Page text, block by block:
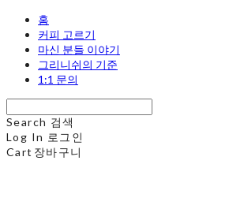
홈
커피 고르기
마신 분들 이야기
그리니쉬의 기준
1:1 문의
Search 검색
Log In 로그인
Cart 장바구니